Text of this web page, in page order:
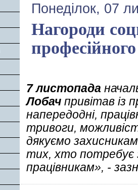
Понеділок, 07
Нагороди
7 листопада
Лобач привітав із
напередодні,
тривоги,
дякуємо
тих, хто потребує
працівникам», -